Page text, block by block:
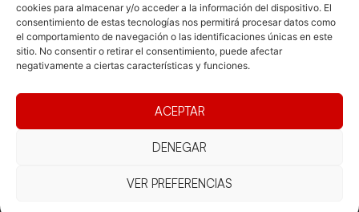
cookies para almacenar y/o acceder a la información del dispositivo. El
consentimiento de estas tecnologías nos permitirá procesar datos como
el comportamiento de navegación o las identificaciones únicas en este
sitio. No consentir o retirar el consentimiento, puede afectar
negativamente a ciertas características y funciones.
ACEPTAR
DENEGAR
VER PREFERENCIAS
Federació
Competicions
Competiciones
Playa
Funcionament
Transparència
Eleccions
Carrer de les